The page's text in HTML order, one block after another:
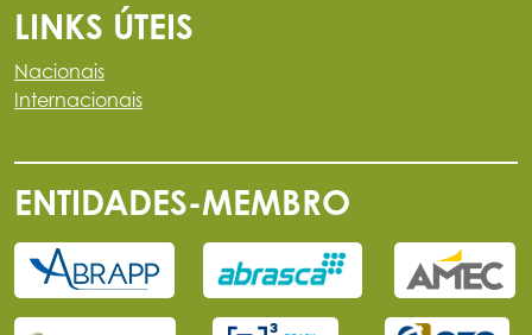
LINKS ÚTEIS
Nacionais
Internacionais
ENTIDADES-MEMBRO